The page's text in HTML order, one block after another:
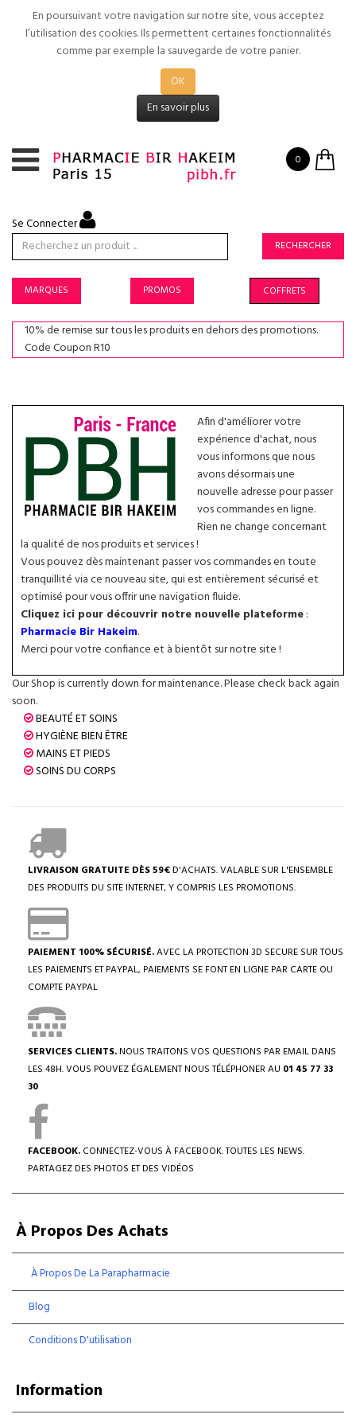
En poursuivant votre navigation sur notre site, vous acceptez
l’utilisation des cookies. Ils permettent certaines fonctionnalités
comme par exemple la sauvegarde de votre panier.
OK
En savoir plus
0
Se Connecter
RECHERCHER
MARQUES PROMOS COFFRETS
10% de remise sur tous les produits en dehors des promotions.
Code Coupon R10
Afin d'améliorer votre
expérience d'achat, nous
vous informons que nous
avons désormais une
nouvelle adresse pour passer
vos commandes en ligne.
Rien ne change concernant
la qualité de nos produits et services !
Vous pouvez dès maintenant passer vos commandes en toute
tranquillité via ce nouveau site, qui est entièrement sécurisé et
optimisé pour vous offrir une navigation fluide.
Cliquez ici pour découvrir notre nouvelle plateforme:
Pharmacie Bir Hakeim.
Merci pour votre confiance et à bientôt sur notre site !
Our Shop is currently down for maintenance. Please check back again
soon.
BEAUTÉ ET SOINS
HYGIÈNE BIEN ÊTRE
MAINS ET PIEDS
SOINS DU CORPS
LIVRAISON GRATUITE DÈS 59€ D'ACHATS. VALABLE SUR L'ENSEMBLE
DES PRODUITS DU SITE INTERNET, Y COMPRIS LES PROMOTIONS.
PAIEMENT 100% SÉCURISÉ.AVEC LA PROTECTION 3D SECURE SUR TOUS
LES PAIEMENTS ET PAYPAL, PAIEMENTS SE FONT EN LIGNE PAR CARTE OU
COMPTE PAYPAL
SERVICES CLIENTS. NOUS TRAITONS VOS QUESTIONS PAR EMAIL DANS
LES 48H. VOUS POUVEZ ÉGALEMENT NOUS TÉLÉPHONER AU 01 45 77 33
30
FACEBOOK. CONNECTEZ-VOUS À FACEBOOK. TOUTES LES NEWS.
PARTAGEZ DES PHOTOS ET DES VIDÉOS
À Propos Des Achats
À Propos De La Parapharmacie
Blog
Conditions D'utilisation
Information